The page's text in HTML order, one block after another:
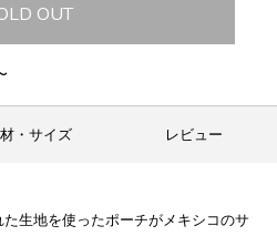
OUT
・サイズ レビュー
生地を使ったポーチがメキシコのサ